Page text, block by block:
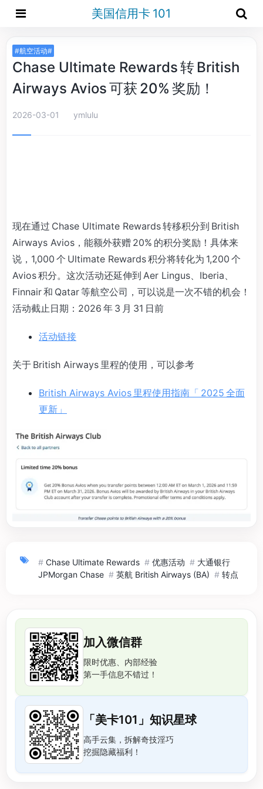
美国信用卡 101
#航空活动#
Chase Ultimate Rewards 转 British
Airways Avios 可获 20% 奖励！
2026-03-01 ymlulu
现在通过 Chase Ultimate Rewards 转移积分到 British
Airways Avios，能额外获赠 20% 的积分奖励！具体来
说，1,000 个 Ultimate Rewards 积分将转化为 1,200 个
Avios 积分。这次活动还延伸到 Aer Lingus、Iberia、
Finnair 和 Qatar 等航空公司，可以说是一次不错的机会！
活动截止日期：2026 年 3 月 31 日前
活动链接
关于 British Airways 里程的使用，可以参考
British Airways Avios 里程使用指南「 2025 全面
更新」
# Chase Ultimate Rewards # 优惠活动 # 大通银行
JPMorgan Chase # 英航 British Airways (BA) # 转点
加入微信群
限时优惠、内部经验
第一手信息不错过！
「美卡101」知识星球
高手云集，拆解奇技淫巧
挖掘隐藏福利！